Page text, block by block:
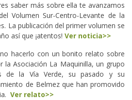
saber más sobre ella te avanzamos
Volumen Sur-Centro-Levante de la
La publicación del primer volumen se
así que ¡atentos! Ver noticia>>
hacerlo con un bonito relato sobre
la Asociación La Maquinilla, un grupo
de la Vía Verde, su pasado y su
de Belmez que han promovido
Ver relato>>